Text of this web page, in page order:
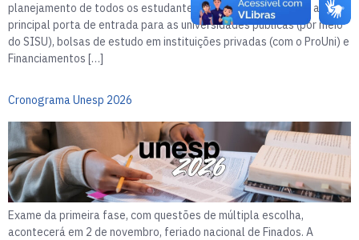
planejamento de todos os estudantes do Ensino Médio. Ele é a
principal porta de entrada para as universidades públicas (por meio
do SISU), bolsas de estudo em instituições privadas (com o ProUni) e
Financiamentos […]
Cronograma Unesp 2026
Exame da primeira fase, com questões de múltipla escolha,
acontecerá em 2 de novembro, feriado nacional de Finados. A